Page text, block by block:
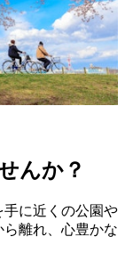
んか？
に近くの公園や
離れ、心豊かな